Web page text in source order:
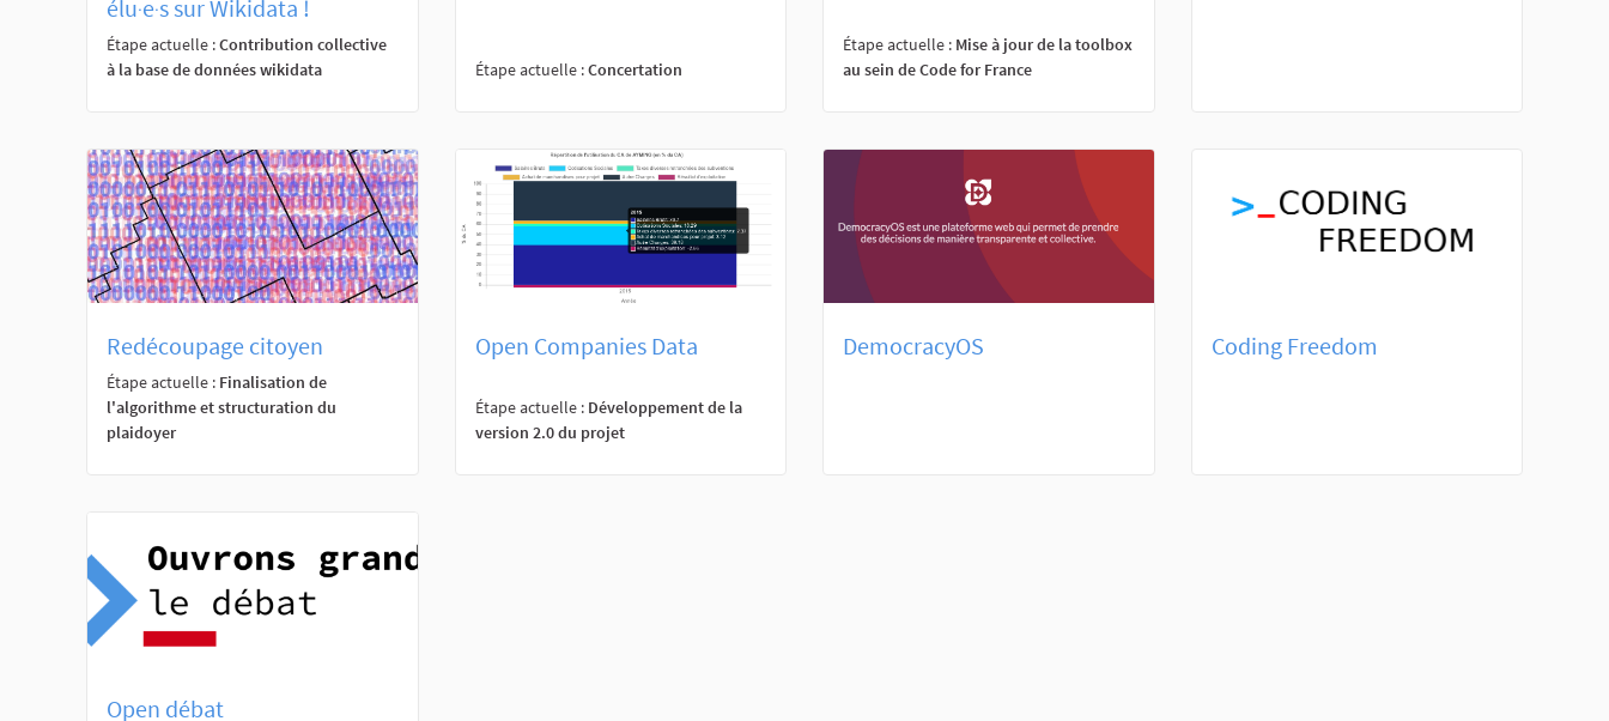
élu‧e‧s sur Wikidata !
Étape actuelle :Contribution collective
à la base de données wikidata
Étape actuelle :Concertation
Étape actuelle : Mise à jour de la toolbox
au sein de Code for France
Redécoupage citoyen
Étape actuelle : Finalisation de
l'algorithme et structuration du
plaidoyer
Open Companies Data
Étape actuelle : Développement de la
version 2.0 du projet
DemocracyOS Coding Freedom
Open débat